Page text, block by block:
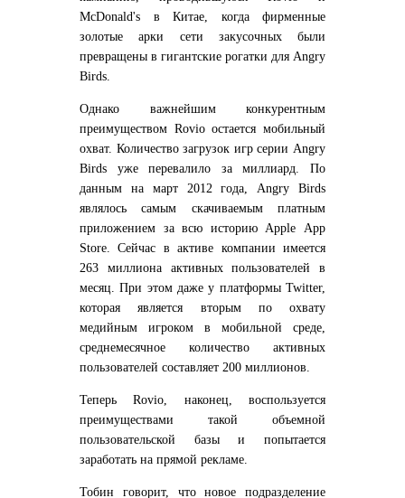
McDonald's в Китае, когда фирменные
золотые арки сети закусочных были
превращены в гигантские рогатки для Angry
Birds.
Однако важнейшим конкурентным
преимуществом Rovio остается мобильный
охват. Количество загрузок игр серии Angry
Birds уже перевалило за миллиард. По
данным на март 2012 года, Angry Birds
являлось самым скачиваемым платным
приложением за всю историю Apple App
Store. Сейчас в активе компании имеется
263 миллиона активных пользователей в
месяц. При этом даже у платформы Twitter,
которая является вторым по охвату
медийным игроком в мобильной среде,
среднемесячное количество активных
пользователей составляет 200 миллионов.
Теперь Rovio, наконец, воспользуется
преимуществами такой объемной
пользовательской базы и попытается
заработать на прямой рекламе.
Тобин говорит, что новое подразделение